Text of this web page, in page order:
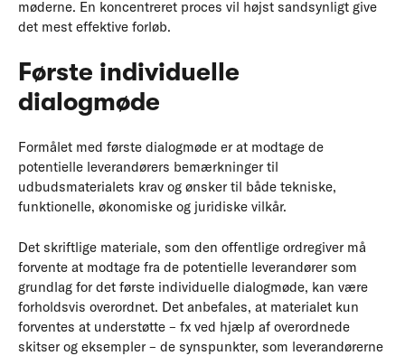
møderne. En koncentreret proces vil højst sandsynligt give
det mest effektive forløb.
Første individuelle
dialogmøde
Formålet med første dialogmøde er at modtage de
potentielle leverandørers bemærkninger til
udbudsmaterialets krav og ønsker til både tekniske,
funktionelle, økonomiske og juridiske vilkår.
Det skriftlige materiale, som den offentlige ordregiver må
forvente at modtage fra de potentielle leverandører som
grundlag for det første individuelle dialogmøde, kan være
forholdsvis overordnet. Det anbefales, at materialet kun
forventes at understøtte – fx ved hjælp af overordnede
skitser og eksempler – de synspunkter, som leverandørerne